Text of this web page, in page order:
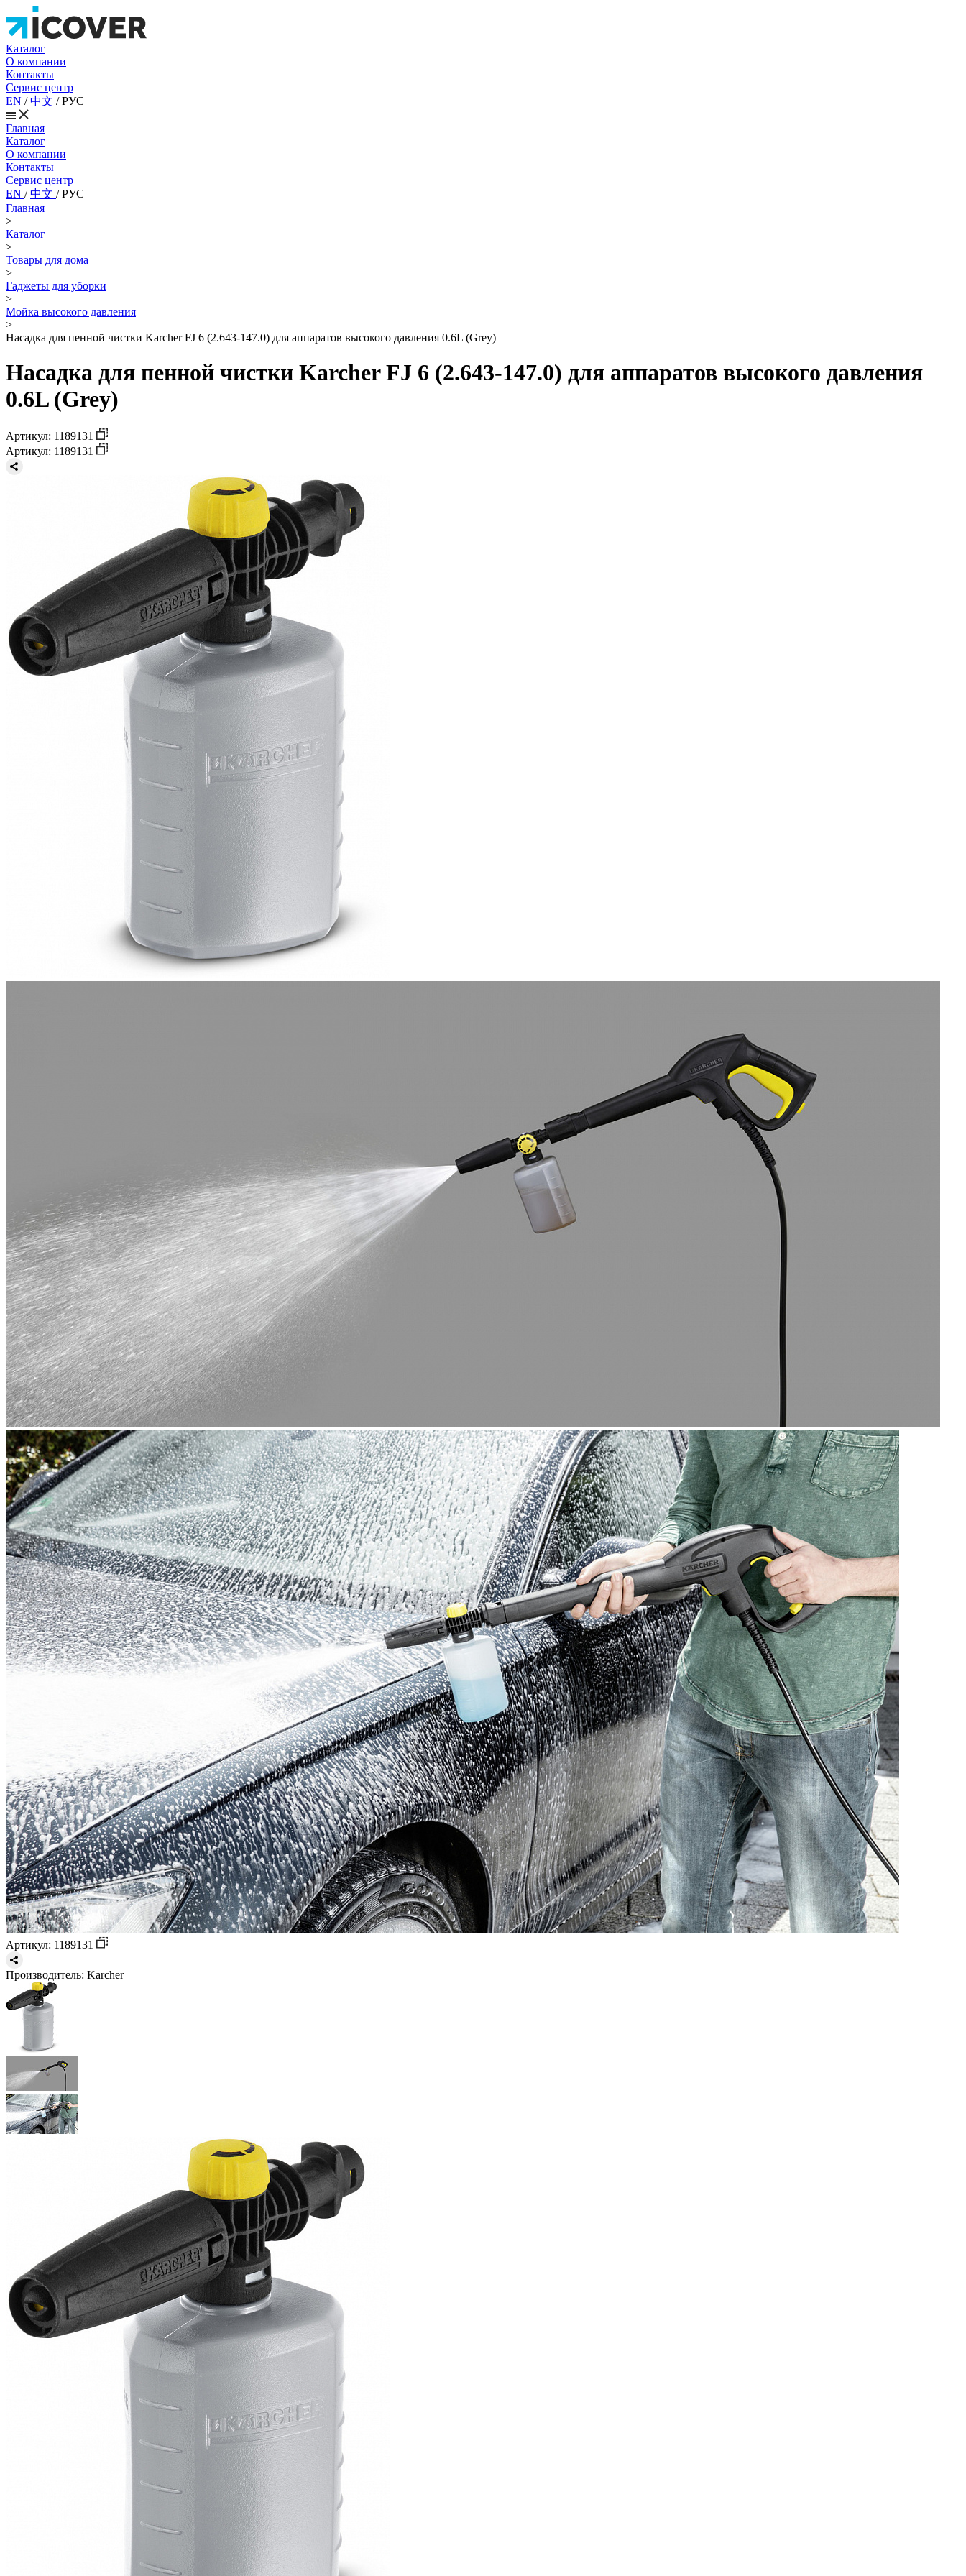
Каталог
О компании
Контакты
Сервис центр
EN /中文 /РУС
Главная
Каталог
О компании
Контакты
Сервис центр
EN /中文 /РУС
Главная
>
Каталог
>
Товары для дома
>
Гаджеты для уборки
>
Мойка высокого давления
>
Насадка для пенной чистки Karcher FJ 6 (2.643-147.0) для аппаратов высокого давления 0.6L (Grey)
Насадка для пенной чистки Karcher FJ 6 (2.643-147.0) для аппаратов высокого давления
0.6L (Grey)
Артикул: 1189131
Артикул: 1189131
Артикул: 1189131
Производитель: Karcher